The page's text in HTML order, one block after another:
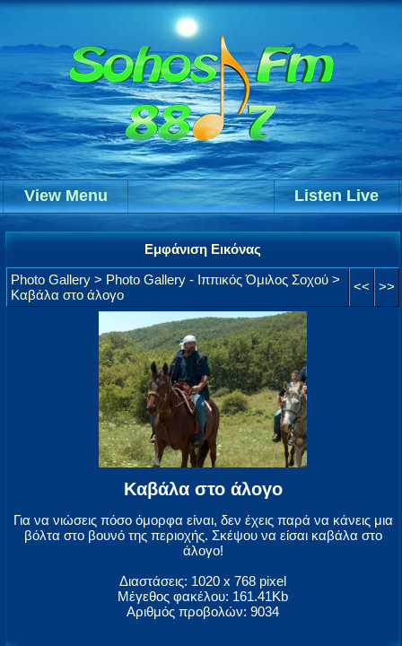
Listen Live
View Menu
Εμφάνιση Εικόνας
Photo Gallery > Photo Gallery - Ιππικός Όμιλος Σοχού >
Καβάλα στο άλογο
<< >>
Καβάλα στο άλογο
Για να νιώσεις πόσο όμορφα είναι, δεν έχεις παρά να κάνεις μια
βόλτα στο βουνό της περιοχής. Σκέψου να είσαι καβάλα στο
άλογο!
Διαστάσεις: 1020 x 768 pixel
Μέγεθος φακέλου: 161.41Kb
Αριθμός προβολών: 9034